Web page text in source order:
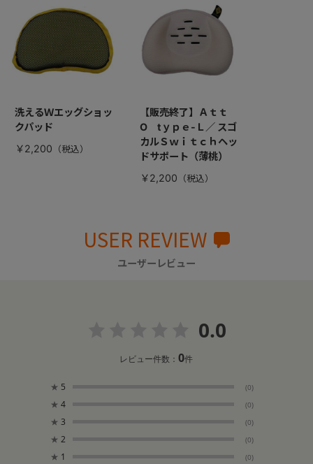
洗えるＷエッグショッ
クパッド
￥2,200
【販売終了】Ａｔｔ
O tｙｐｅ-Ｌ／ スゴ
カルＳｗｉｔｃｈヘッ
ドサポート（薄桃）
￥2,200
USER REVIEW
ユーザーレビュー
0.0
レビュー件数：0件
★ 5 (0)
★ 4 (0)
★ 3 (0)
★ 2 (0)
★ 1 (0)